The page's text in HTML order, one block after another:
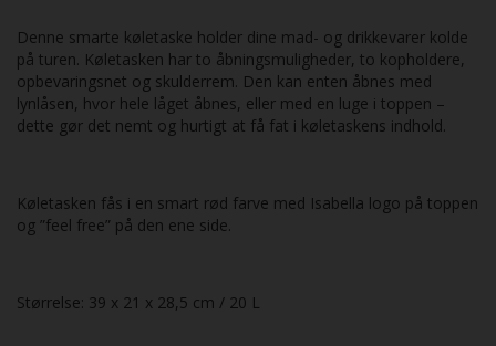
Denne smarte køletaske holder dine mad- og drikkevarer kolde
på turen. Køletasken har to åbningsmuligheder, to kopholdere,
opbevaringsnet og skulderrem. Den kan enten åbnes med
lynlåsen, hvor hele låget åbnes, eller med en luge i toppen –
dette gør det nemt og hurtigt at få fat i køletaskens indhold.
Køletasken fås i en smart rød farve med Isabella logo på toppen
og ”feel free” på den ene side.
Størrelse: 39 x 21 x 28,5 cm / 20 L